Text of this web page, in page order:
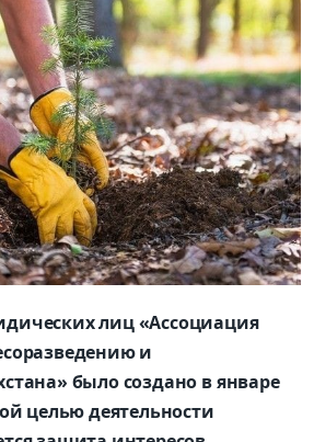
лиц «Ассоциация
и
было создано в январе
целью деятельности